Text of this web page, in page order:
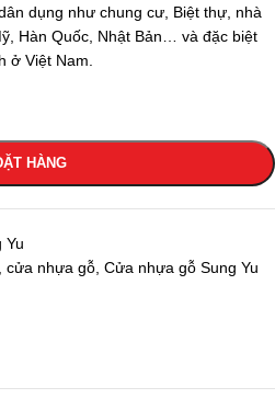
dụng như chung cư, Biệt thự, nhà
Hàn Quốc, Nhật Bản… và đặc biệt
ở Việt Nam.
HÀNG
Yu
cửa nhựa gỗ Cửa nhựa gỗ Sung Yu